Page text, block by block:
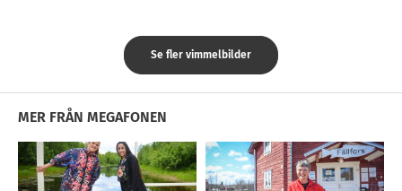
Se fler vimmelbilder
MER FRÅN MEGAFONEN